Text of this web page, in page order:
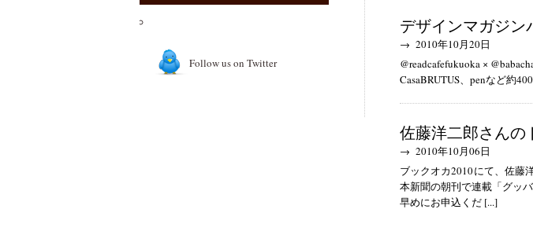
デザインマガジン
→ 2010年10月20日
@readcafefukuoka ×
CasaBRUTUS、penなど約
佐藤洋二郎さんの
→ 2010年10月06日
ブックオカ2010にて、佐藤
本新聞の朝刊で連載「グッ
早めにお申込くだ [...]
Follow us on Twitter